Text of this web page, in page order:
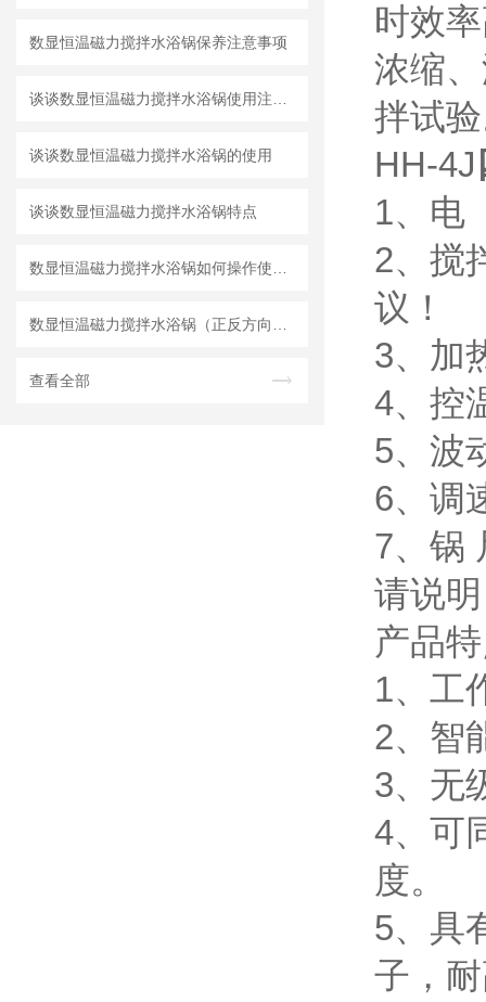
数显恒温磁力搅拌水浴锅保养注意事项
谈谈数显恒温磁力搅拌水浴锅的使用
谈谈数显恒温磁力搅拌水浴锅特点
查看全部
时效
浓缩
拌试
HH-4J
1、电
2、搅
议！
3、加
4、控
5、波
6、调
7、锅
请说
产品
1、工
2、智
3、无
4、可
度。
5、具
子，